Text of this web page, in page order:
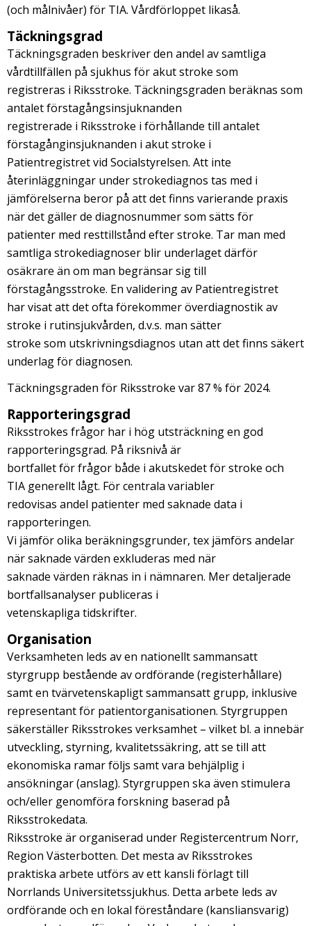
(och målnivåer) för TIA. Vårdförloppet likaså.
Täckningsgrad
Täckningsgraden beskriver den andel av samtliga
vårdtillfällen på sjukhus för akut stroke som
registreras i Riksstroke. Täckningsgraden beräknas som
antalet förstagångsinsjuknanden
registrerade i Riksstroke i förhållande till antalet
förstagånginsjuknanden i akut stroke i
Patientregistret vid Socialstyrelsen. Att inte
återinläggningar under strokediagnos tas med i
jämförelserna beror på att det finns varierande praxis
när det gäller de diagnosnummer som sätts för
patienter med resttillstånd efter stroke. Tar man med
samtliga strokediagnoser blir underlaget därför
osäkrare än om man begränsar sig till
förstagångsstroke. En validering av Patientregistret
har visat att det ofta förekommer överdiagnostik av
stroke i rutinsjukvården, d.v.s. man sätter
stroke som utskrivningsdiagnos utan att det finns säkert
underlag för diagnosen.
Täckningsgraden för Riksstroke var 87 % för 2024.
Rapporteringsgrad
Riksstrokes frågor har i hög utsträckning en god
rapporteringsgrad. På riksnivå är
bortfallet för frågor både i akutskedet för stroke och
TIA generellt lågt. För centrala variabler
redovisas andel patienter med saknade data i
rapporteringen.
Vi jämför olika beräkningsgrunder, tex jämförs andelar
när saknade värden exkluderas med när
saknade värden räknas in i nämnaren. Mer detaljerade
bortfallsanalyser publiceras i
vetenskapliga tidskrifter.
Organisation
Verksamheten leds av en nationellt sammansatt
styrgrupp bestående av ordförande (registerhållare)
samt en tvärvetenskapligt sammansatt grupp, inklusive
representant för patientorganisationen. Styrgruppen
säkerställer Riksstrokes verksamhet – vilket bl. a innebär
utveckling, styrning, kvalitetssäkring, att se till att
ekonomiska ramar följs samt vara behjälplig i
ansökningar (anslag). Styrgruppen ska även stimulera
och/eller genomföra forskning baserad på
Riksstrokedata.
Riksstroke är organiserad under Registercentrum Norr,
Region Västerbotten. Det mesta av Riksstrokes
praktiska arbete utförs av ett kansli förlagt till
Norrlands Universitetssjukhus. Detta arbete leds av
ordförande och en lokal föreståndare (kansliansvarig)